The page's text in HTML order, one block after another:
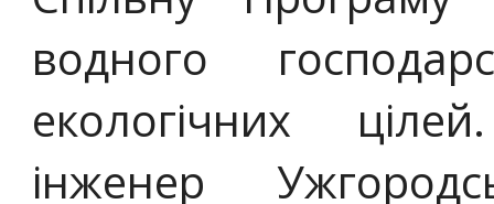
водного
екологічних
інженер